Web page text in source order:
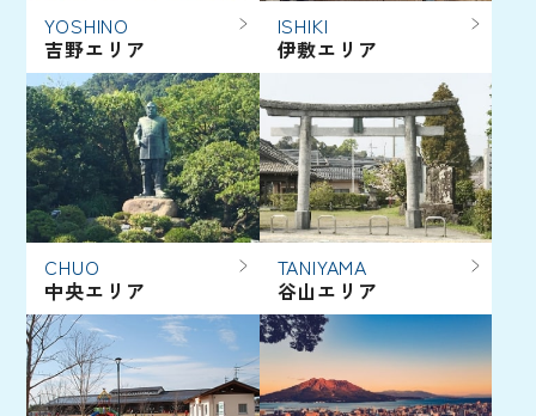
YOSHINO
吉野エリア
ISHIKI
伊敷エリア
CHUO
中央エリア
TANIYAMA
谷山エリア